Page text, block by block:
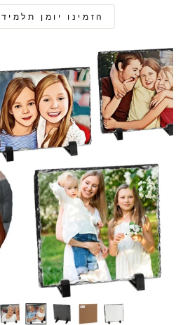
הזמינו יומן